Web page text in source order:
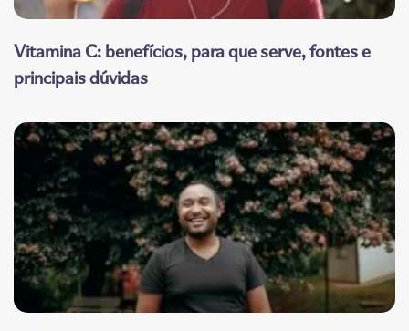
Vitamina C: benefícios, para que serve, fontes e
principais dúvidas